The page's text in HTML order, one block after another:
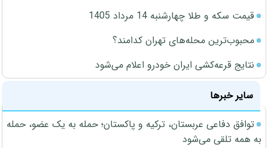
قیمت سکه و طلا چهارشنبه 14 مرداد 1405
محبوب‌ترین محله‌های تهران کدامند؟
نتایج قرعه‌کشی ایران خودرو اعلام می‌شود
سایر خبرها
توافق دفاعی عربستان، ترکیه و پاکستان؛ حمله به یک عضو، حمله
به همه تلقی می‌شود